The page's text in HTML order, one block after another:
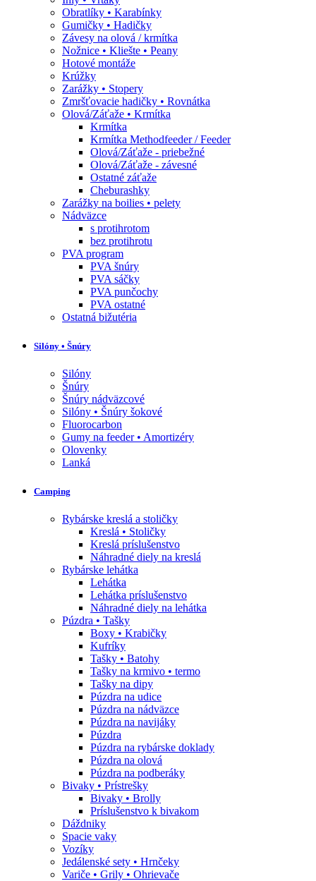
Obratlíky • Karabínky
Gumičky • Hadičky
Závesy na olová / krmítka
Nožnice • Kliešte • Peany
Hotové montáže
Krúžky
Zarážky • Stopery
Zmršťovacie hadičky • Rovnátka
Olová/Záťaže • Krmítka
Krmítka
Krmítka Methodfeeder / Feeder
Olová/Záťaže - priebežné
Olová/Záťaže - závesné
Ostatné záťaže
Cheburashky
Zarážky na boilies • pelety
Nádväzce
s protihrotom
bez protihrotu
PVA program
PVA šnúry
PVA sáčky
PVA punčochy
PVA ostatné
Ostatná bižutéria
Silóny • Šnúry
Silóny
Šnúry
Šnúry nádväzcové
Silóny • Šnúry šokové
Fluorocarbon
Gumy na feeder • Amortizéry
Olovenky
Lanká
Camping
Rybárske kreslá a stoličky
Kreslá • Stoličky
Kreslá príslušenstvo
Náhradné diely na kreslá
Rybárske lehátka
Lehátka
Lehátka príslušenstvo
Náhradné diely na lehátka
Púzdra • Tašky
Boxy • Krabičky
Kufríky
Tašky • Batohy
Tašky na krmivo • termo
Tašky na dipy
Púzdra na udice
Púzdra na nádväzce
Púzdra na navijáky
Púzdra
Púzdra na rybárske doklady
Púzdra na olová
Púzdra na podberáky
Bivaky • Prístrešky
Bivaky • Brolly
Príslušenstvo k bivakom
Dáždniky
Spacie vaky
Vozíky
Jedálenské sety • Hrnčeky
Variče • Grily • Ohrievače